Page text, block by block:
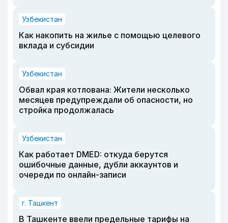
Узбекистан
Как накопить на жилье с помощью целевого
вклада и субсидии
Узбекистан
Обвал края котлована: Жители несколько
месяцев предупреждали об опасности, но
стройка продолжалась
Узбекистан
Как работает DMED: откуда берутся
ошибочные данные, дубли аккаунтов и
очереди по онлайн-записи
г. Ташкент
В Ташкенте ввели предельные тарифы на